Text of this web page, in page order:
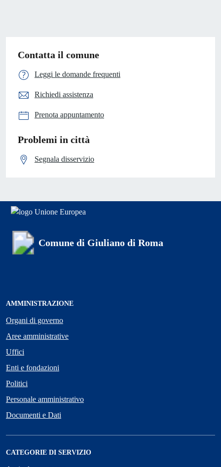
Contatta il comune
Leggi le domande frequenti
Richiedi assistenza
Prenota appuntamento
Problemi in città
Segnala disservizio
Comune di Giuliano di Roma
AMMINISTRAZIONE
Organi di governo
Aree amministrative
Uffici
Enti e fondazioni
Politici
Personale amministrativo
Documenti e Dati
CATEGORIE DI SERVIZIO